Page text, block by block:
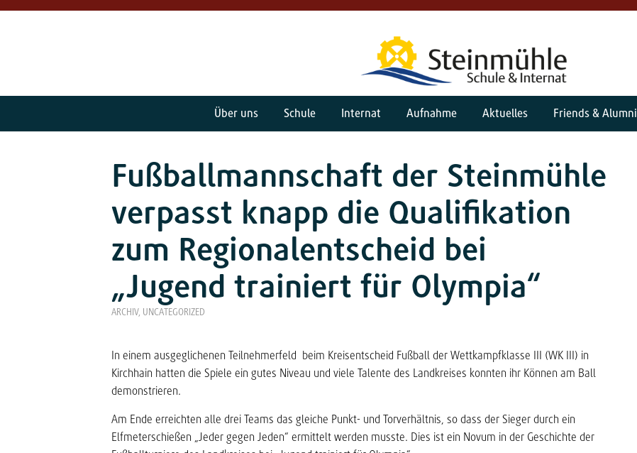
Über uns Schule Internat Aufnahme Aktuelles Friends & Alumni
Fußballmannschaft der Steinmühle
verpasst knapp die Qualifikation
zum Regionalentscheid bei
„Jugend trainiert für Olympia“
ARCHIV, UNCATEGORIZED
In einem ausgeglichenen Teilnehmerfeld beim Kreisentscheid Fußball der Wettkampfklasse III (WK III) in
Kirchhain hatten die Spiele ein gutes Niveau und viele Talente des Landkreises konnten ihr Können am Ball
demonstrieren.
Am Ende erreichten alle drei Teams das gleiche Punkt- und Torverhältnis, so dass der Sieger durch ein
Elfmeterschießen „Jeder gegen Jeden“ ermittelt werden musste. Dies ist ein Novum in der Geschichte der